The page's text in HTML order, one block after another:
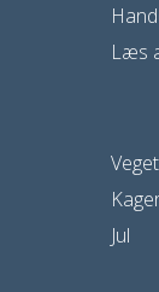
Læs
Jul